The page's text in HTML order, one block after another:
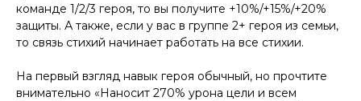
команде 1/2/3 героя, то вы получите +10%/+15%/+20%
защиты. А также, если у вас в группе 2+ героя из семьи,
то связь стихий начинает работать на все стихии.
На первый взгляд навык героя обычный, но прочтите
внимательно «Наносит 270% урона цели и всем